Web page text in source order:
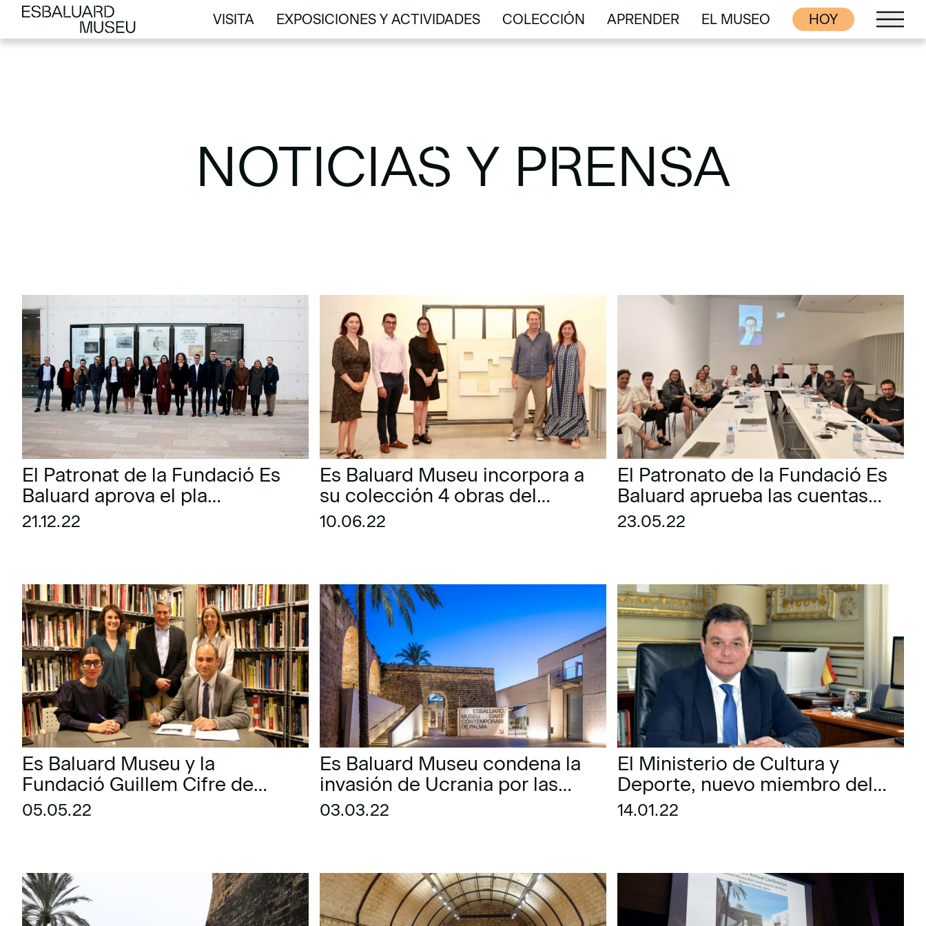
VISITA
VISITA
EXPOSICIONES Y ACTIVIDADES
EXPOSICIONES Y ACTIVIDADES
COLECCIÓN
COLECCIÓN
APRENDER
APRENDER
EL MUSEO
EL MUSEO
HOY
NOTICIAS Y PRENSA
El Patronat de la Fundació Es
Baluard aprova el pla
d’actuació i els pressupostos
21.12.22
Es Baluard Museu incorpora a
su colección 4 obras del
artista ibicenco Rafael Tur
10.06.22
El Patronato de la Fundació Es
Baluard aprueba las cuentas
anuales y la memoria de la
23.05.22
Es Baluard Museu y la
Fundació Guillem Cifre de
Colonya colaboran en su
prácticas educativas
05.05.22
Es Baluard Museu condena la
invasión de Ucrania por las
fuerzas militares del régimen
03.03.22
El Ministerio de Cultura y
Deporte, nuevo miembro del
Patronato de la Fundació Es
14.01.22